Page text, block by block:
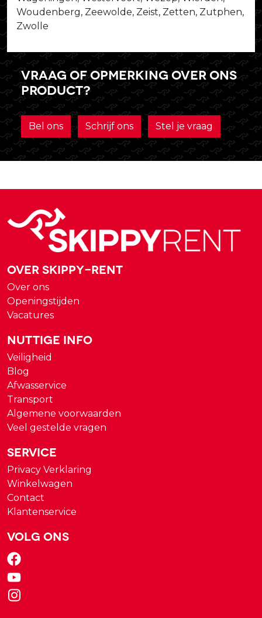
Woudenberg, Zeewolde, Zeist, Zetten, Zutphen,
Zwolle
Vraag of opmerking over ons
product?
Bel ons Schrijf ons Stel je vraag
Over Skippy-rent
Over ons
Openingstijden
Vacatures
Nuttige Info
Veiligheid
Blog
Afwasservice
Transport
Algemene voorwaarden
Veel gestelde vragen
Service
Privacy Verklaring
Winkelwagen
Contact
Klantenservice
Volg ons